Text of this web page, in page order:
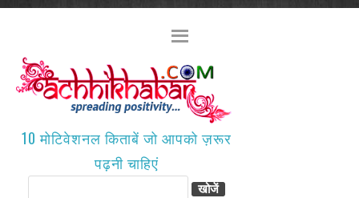
10 मोटिवेशनल किताबें जो आपको ज़रूर
पढ़नी चाहिएं